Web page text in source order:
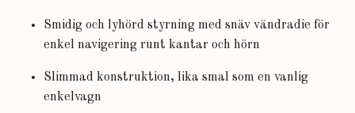
Smidig och lyhörd styrning med snäv vändradie för
enkel navigering runt kantar och hörn
Slimmad konstruktion, lika smal som en vanlig
enkelvagn